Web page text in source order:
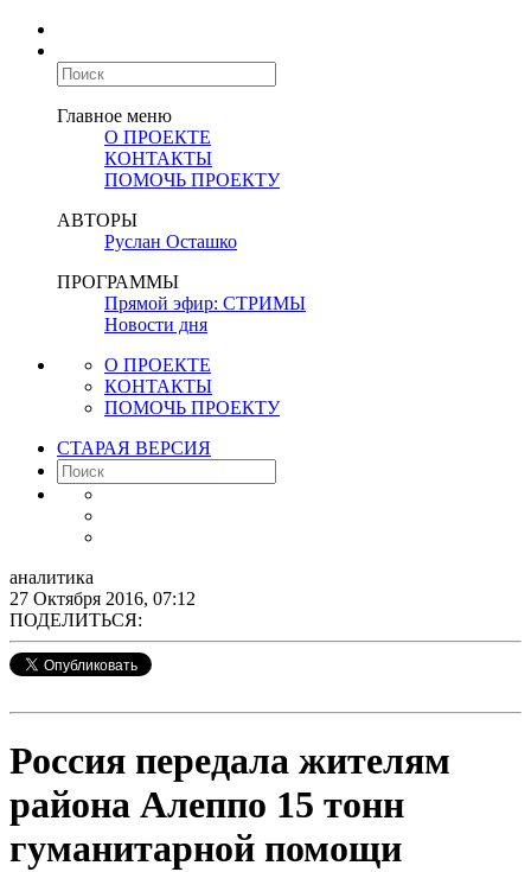
Главное меню
О ПРОЕКТЕ
КОНТАКТЫ
ПОМОЧЬ ПРОЕКТУ
АВТОРЫ
Руслан Осташко
ПРОГРАММЫ
Прямой эфир: СТРИМЫ
Новости дня
О ПРОЕКТЕ
КОНТАКТЫ
ПОМОЧЬ ПРОЕКТУ
СТАРАЯ ВЕРСИЯ
аналитика
27 Октября 2016, 07:12
ПОДЕЛИТЬСЯ:
Россия передала жителям
района Алеппо 15 тонн
гуманитарной помощи